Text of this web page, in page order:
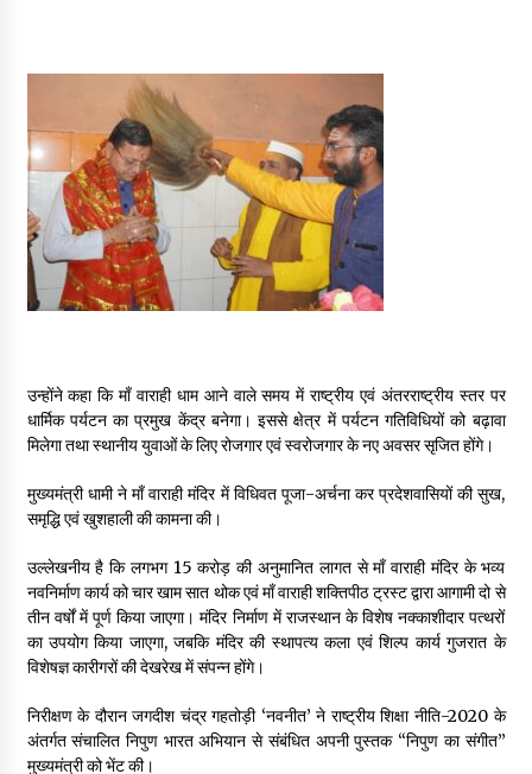
May 10, 2022
Thought Of The Day 9 May
May 9, 2022
उन्होंने कहा कि माँ वाराही धाम आने वाले समय में राष्ट्रीय एवं अंतरराष्ट्रीय स्तर पर
धार्मिक पर्यटन का प्रमुख केंद्र बनेगा। इससे क्षेत्र में पर्यटन गतिविधियों को बढ़ावा
मिलेगा तथा स्थानीय युवाओं के लिए रोजगार एवं स्वरोजगार के नए अवसर सृजित होंगे।
मुख्यमंत्री धामी ने माँ वाराही मंदिर में विधिवत पूजा-अर्चना कर प्रदेशवासियों की सुख,
समृद्धि एवं खुशहाली की कामना की।
उल्लेखनीय है कि लगभग ₹15 करोड़ की अनुमानित लागत से माँ वाराही मंदिर के भव्य
नवनिर्माण कार्य को चार खाम सात थोक एवं माँ वाराही शक्तिपीठ ट्रस्ट द्वारा आगामी दो से
तीन वर्षों में पूर्ण किया जाएगा। मंदिर निर्माण में राजस्थान के विशेष नक्काशीदार पत्थरों
का उपयोग किया जाएगा, जबकि मंदिर की स्थापत्य कला एवं शिल्प कार्य गुजरात के
विशेषज्ञ कारीगरों की देखरेख में संपन्न होंगे।
निरीक्षण के दौरान जगदीश चंद्र गहतोड़ी ‘नवनीत’ ने राष्ट्रीय शिक्षा नीति-2020 के
अंतर्गत संचालित निपुण भारत अभियान से संबंधित अपनी पुस्तक “निपुण का संगीत”
मुख्यमंत्री को भेंट की।